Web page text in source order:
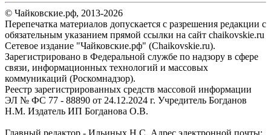
© Чайковские.рф, 2013-2026
Перепечатка материалов допускается с разрешения редакции с
обязательным указанием прямой ссылки на сайт chaikovskie.ru
Сетевое издание "Чайковские.рф" (Chaikovskie.ru).
Зарегистрировано в Федеральной службе по надзору в сфере
связи, информационных технологий и массовых
коммуникаций (Роскомнадзор).
Реестр зарегистрированных средств массовой информации
ЭЛ № ФС 77 - 88890 от 24.12.2024 г. Учредитель Богданов
Н.М. Издатель ИП Богданова О.В.